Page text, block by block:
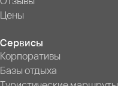
Цены
Сервисы
Корпоративы
Базы отдыха